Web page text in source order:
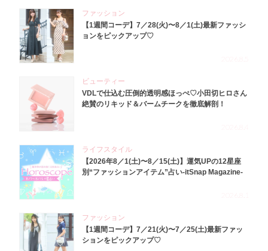
ファッション
【1週間コーデ】7／28(火)〜8／1(土)最新ファッシ
ョンをピックアップ♡
ビューティー
VDLで仕込む圧倒的透明感ほっぺ♡小田切ヒロさん
絶賛のリキッド＆バームチークを徹底解剖！
ライフスタイル
【2026年8／1(土)〜8／15(土)】運気UPの12星座
別“ファッションアイテム”占い-itSnap Magazine-
ファッション
【1週間コーデ】7／21(火)〜7／25(土)最新ファッ
ションをピックアップ♡